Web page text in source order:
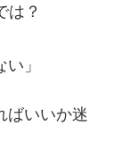
は？
」
ばいいか迷